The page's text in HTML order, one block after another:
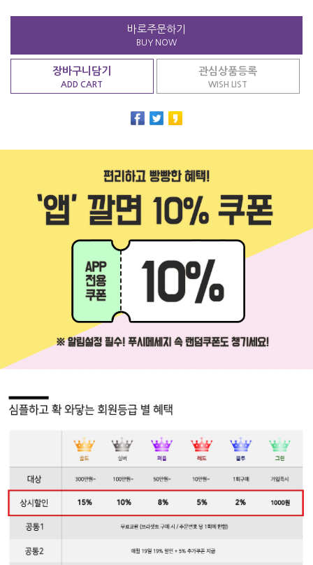
바로주문하기
BUY NOW
장바구니담기
ADD CART
관심상품등록
WISH LIST